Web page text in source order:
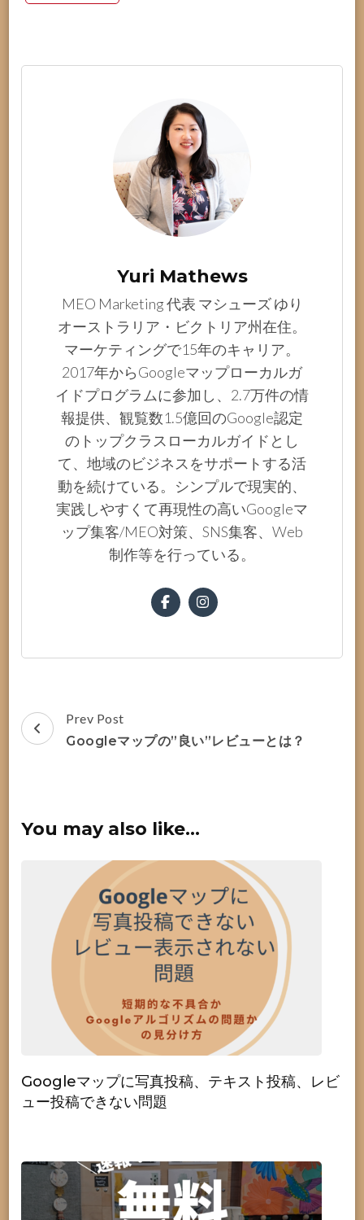
Yuri Mathews
MEO Marketing 代表 マシューズ ゆり
オーストラリア・ビクトリア州在住。
マーケティングで15年のキャリア。
2017年からGoogleマップローカルガ
イドプログラムに参加し、2.7万件の情
報提供、観覧数1.5億回のGoogle認定
のトップクラスローカルガイドとし
て、地域のビジネスをサポートする活
動を続けている。シンプルで現実的、
実践しやすくて再現性の高いGoogleマ
ップ集客/MEO対策、SNS集客、Web
制作等を行っている。
Post
Navigation
Prev Post
Googleマップの”良い”レビューとは？
You may also like...
Googleマップに写真投稿、テキスト投稿、レビ
ュー投稿できない問題